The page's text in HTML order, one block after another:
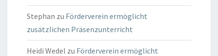
Stephan zu Förderverein ermöglicht
zusätzlichen Präsenzunterricht
Heidi Wedel zu Förderverein ermöglicht